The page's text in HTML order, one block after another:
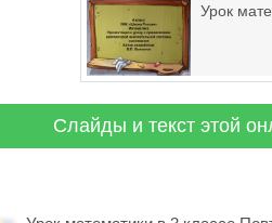
Урок
Слайды и текст этой